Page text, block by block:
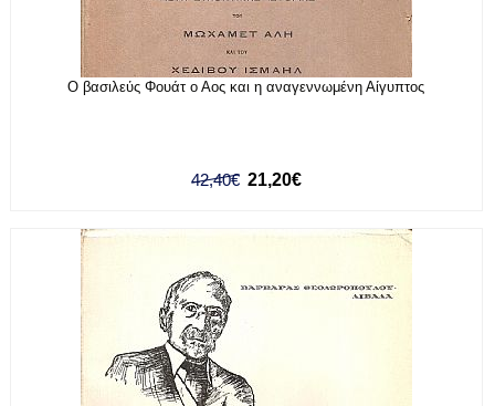
Ο βασιλεύς Φουάτ ο Αος και η αναγεννωμένη Αίγυπτος
42,40€ 21,20€